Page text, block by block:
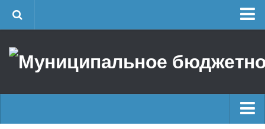
Об учреждении
Районные УГЗ